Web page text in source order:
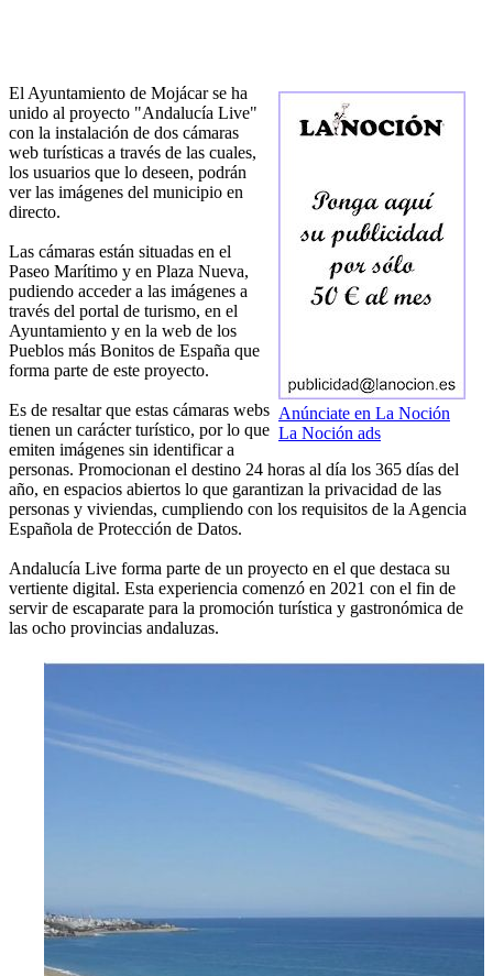
Anúnciate en La Noción
La Noción ads
El Ayuntamiento de Mojácar se ha
unido al proyecto "Andalucía Live"
con la instalación de dos cámaras
web turísticas a través de las cuales,
los usuarios que lo deseen, podrán
ver las imágenes del municipio en
directo.
Las cámaras están situadas en el
Paseo Marítimo y en Plaza Nueva,
pudiendo acceder a las imágenes a
través del portal de turismo, en el
Ayuntamiento y en la web de los
Pueblos más Bonitos de España que
forma parte de este proyecto.
Es de resaltar que estas cámaras webs
tienen un carácter turístico, por lo que
emiten imágenes sin identificar a
personas. Promocionan el destino 24 horas al día los 365 días del
año, en espacios abiertos lo que garantizan la privacidad de las
personas y viviendas, cumpliendo con los requisitos de la Agencia
Española de Protección de Datos.
Andalucía Live forma parte de un proyecto en el que destaca su
vertiente digital. Esta experiencia comenzó en 2021 con el fin de
servir de escaparate para la promoción turística y gastronómica de
las ocho provincias andaluzas.